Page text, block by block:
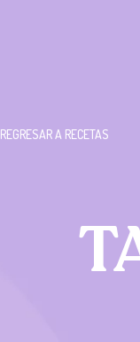
REGRESAR A RECETAS